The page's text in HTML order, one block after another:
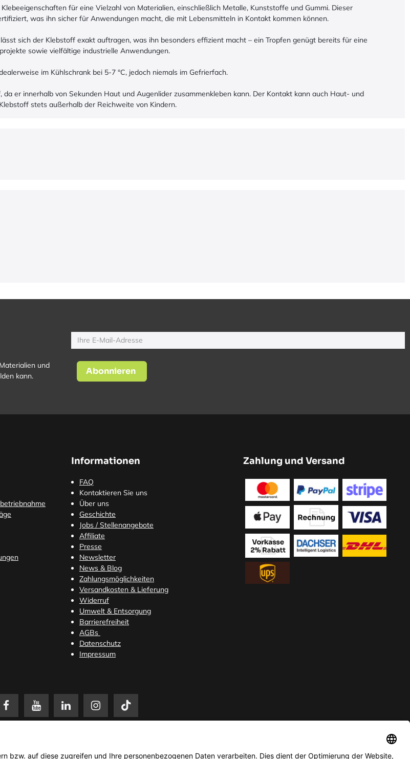
für eine Vielzahl von Materialien, einschließlich Metalle, Kunststoffe und Gummi. Dieser
was ihn sicher für Anwendungen macht, die mit Lebensmitteln in Kontakt kommen können.
sich der Klebstoff exakt auftragen, was ihn besonders effizient macht – ein Tropfen genügt bereits für eine
sowie vielfältige industrielle Anwendungen.
im Kühlschrank bei 5-7 °C, jedoch niemals im Gefrierfach.
er innerhalb von Sekunden Haut und Augenlider zusammenkleben kann. Der Kontakt kann auch Haut- und
stets außerhalb der Reichweite von Kindern.
und
kann.
Abonnieren
Informationen
FAQ
Kontaktieren Sie uns
Über uns
Geschichte
Jobs / Stellenangebote
Affiliate
Presse
Newsletter
News & Blog
Zahlungsmöglichkeiten
Versandkosten & Lieferung
Widerruf
Umwelt & Entsorgung
Barrierefreiheit
AGBs
Datenschutz
Impressum
Zahlung und Versand